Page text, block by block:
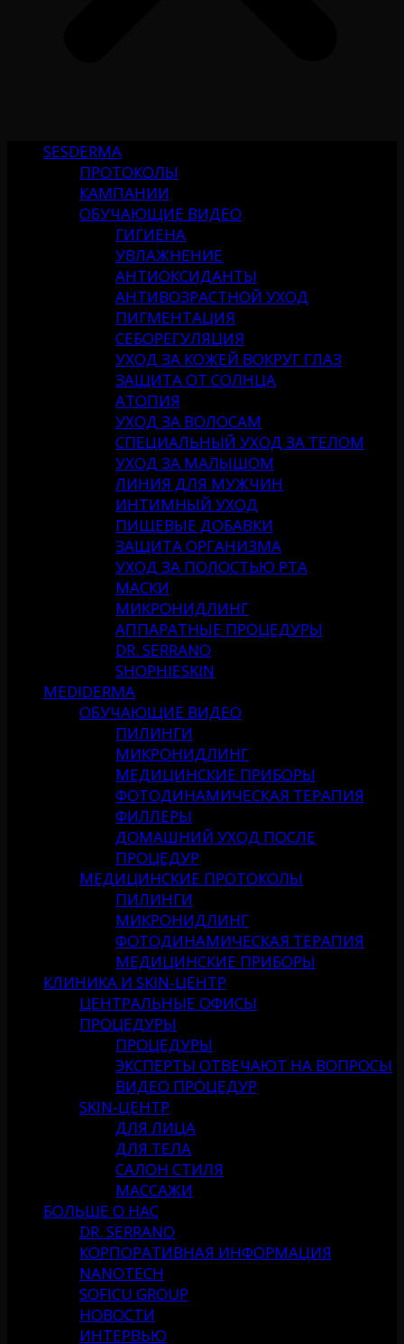
SESDERMA
ПРОТОКОЛЫ
КАМПАНИИ
ОБУЧАЮЩИЕ ВИДЕО
ГИГИЕНА
УВЛАЖНЕНИЕ
АНТИОКСИДАНТЫ
АНТИВОЗРАСТНОЙ УХОД
ПИГМЕНТАЦИЯ
СЕБОРЕГУЛЯЦИЯ
УХОД ЗА КОЖЕЙ ВОКРУГ ГЛАЗ
ЗАЩИТА ОТ СОЛНЦА
АТОПИЯ
УХОД ЗА ВОЛОСАМ
СПЕЦИАЛЬНЫЙ УХОД ЗА ТЕЛОМ
УХОД ЗА МАЛЫШОМ
ЛИНИЯ ДЛЯ МУЖЧИН
ИНТИМНЫЙ УХОД
ПИЩЕВЫЕ ДОБАВКИ
ЗАЩИТА ОРГАНИЗМА
УХОД ЗА ПОЛОСТЬЮ РТА
МАСКИ
МИКРОНИДЛИНГ
АППАРАТНЫЕ ПРОЦЕДУРЫ
DR. SERRANO
SHOPHIESKIN
MEDIDERMA
ОБУЧАЮЩИЕ ВИДЕО
ПИЛИНГИ
МИКРОНИДЛИНГ
МЕДИЦИНСКИЕ ПРИБОРЫ
ФОТОДИНАМИЧЕСКАЯ ТЕРАПИЯ
ФИЛЛЕРЫ
ДОМАШНИЙ УХОД ПОСЛЕ
ПРОЦЕДУР
МЕДИЦИНСКИЕ ПРОТОКОЛЫ
ПИЛИНГИ
МИКРОНИДЛИНГ
ФОТОДИНАМИЧЕСКАЯ ТЕРАПИЯ
МЕДИЦИНСКИЕ ПРИБОРЫ
КЛИНИКА И SKIN-ЦЕНТР
ЦЕНТРАЛЬНЫЕ ОФИСЫ
ПРОЦЕДУРЫ
ПРОЦЕДУРЫ
ЭКСПЕРТЫ ОТВЕЧАЮТ НА ВОПРОСЫ
ВИДЕО ПРОЦЕДУР
SKIN-ЦЕНТР
ДЛЯ ЛИЦА
ДЛЯ ТЕЛА
САЛОН СТИЛЯ
МАССАЖИ
БОЛЬШЕ О НАС
DR. SERRANO
КОРПОРАТИВНАЯ ИНФОРМАЦИЯ
NANOTECH
SOFICU GROUP
НОВОСТИ
ИНТЕРВЬЮ